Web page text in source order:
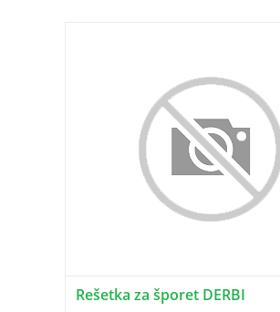
Rešetka za šporet DERBI